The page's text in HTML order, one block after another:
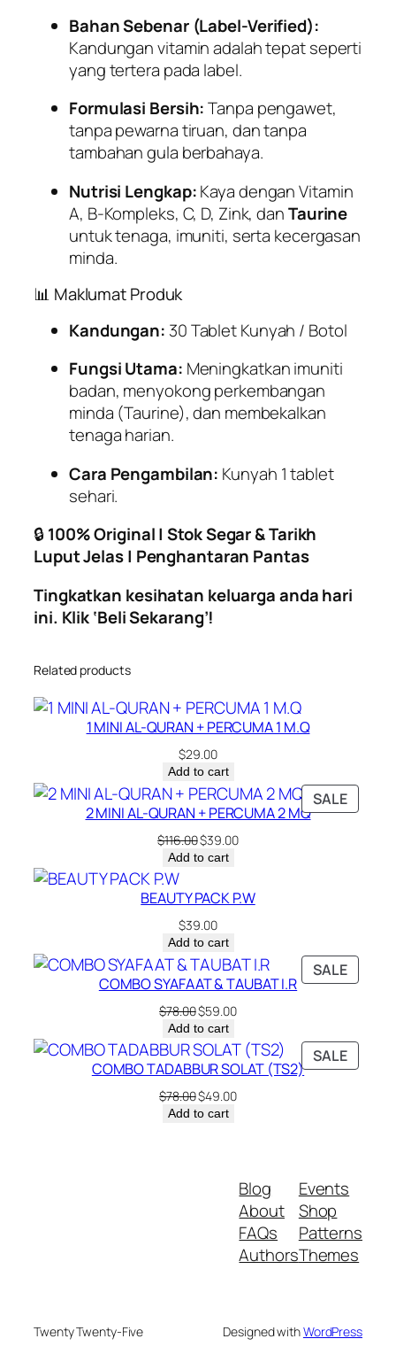
Bahan Sebenar (Label-Verified):
Kandungan vitamin adalah tepat seperti
yang tertera pada label.
Formulasi Bersih:Tanpa pengawet,
tanpa pewarna tiruan, dan tanpa
tambahan gula berbahaya.
Nutrisi Lengkap:Kaya dengan Vitamin
A, B-Kompleks, C, D, Zink, danTaurine
untuk tenaga, imuniti, serta kecergasan
minda.
📊 Maklumat Produk
Kandungan: 30 Tablet Kunyah / Botol
Fungsi Utama: Meningkatkan imuniti
badan, menyokong perkembangan
minda (Taurine), dan membekalkan
tenaga harian.
Cara Pengambilan: Kunyah 1 tablet
sehari.
🔒 100% Original | Stok Segar & Tarikh
Luput Jelas | Penghantaran Pantas
Tingkatkan kesihatan keluarga anda hari
ini. Klik ‘Beli Sekarang’!
Related products
1 MINI AL-QURAN + PERCUMA 1 M.Q
$29.00
Add to cart
SALE
ON
2 MINI AL-QURAN + PERCUMA 2 MQ
$116.00Original
price
$116.00.
$39.00Current
$39.00.
Add to cart
BEAUTY PACK P.W
$39.00
Add to cart
SALE
ON
COMBO SYAFAAT & TAUBAT I.R
$78.00Original
price
was:
$78.00.
$59.00Current
is:
$59.00.
Add to cart
SALE
ON
COMBO TADABBUR SOLAT (TS2)
$78.00Original
price
$49.00Current
Add to cart
Blog
About
FAQs
Authors
Events
Shop
Patterns
Themes
Twenty Twenty-Five Designed withWordPress